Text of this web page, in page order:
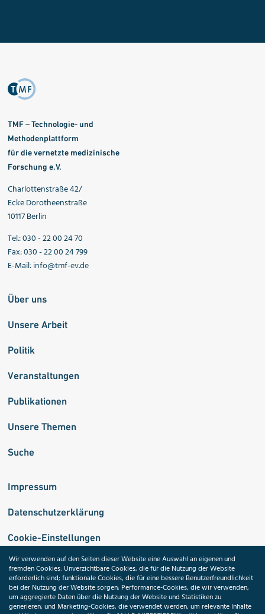
TMF – Technologie- und
Methodenplattform
für die vernetzte medizinische
Forschung e.V.
Charlottenstraße 42/
Ecke Dorotheenstraße
10117 Berlin
Tel.: 030 - 22 00 24 70
Fax: 030 - 22 00 24 799
E-Mail:info@tmf-ev.de
Über uns
Unsere Arbeit
Politik
Veranstaltungen
Publikationen
Unsere Themen
Suche
Impressum
Datenschutzerklärung
Cookie-Einstellungen
Medizininformatik-Initiative
Wir verwenden auf den Seiten dieser Website eine Auswahl an eigenen und
fremden Cookies: Unverzichtbare Cookies, die für die Nutzung der Website
erforderlich sind; funktionale Cookies, die für eine bessere Benutzerfreundlichkeit
bei der Nutzung der Website sorgen; Performance-Cookies, die wir verwenden,
um aggregierte Daten über die Nutzung der Website und Statistiken zu
generieren; und Marketing-Cookies, die verwendet werden, um relevante Inhalte